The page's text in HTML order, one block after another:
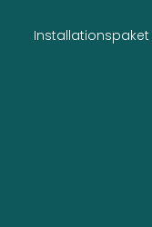
Installationspaket